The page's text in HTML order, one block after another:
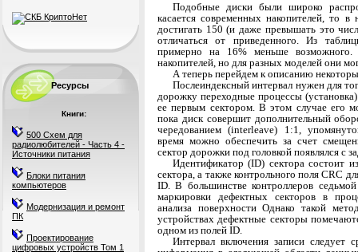
Ресурсы
Книги:
500 Схем для
радиолюбителей - Часть 4 -
Источники питания
Блоки питания
компьютеров
Модернизация и ремонт
ПК
Проектирование
цифровых устройств Том 1
Подобные диски были широко
касается современных накопителей, то
достигать 150 (и даже превышать это
отличаться от приве­денного. Из
примерно на 16% меньше воз­можного.
накопителей, но для разных моделей они
А теперь перейдем к описанию
Послеиндексный интервал нужен для
до­рожку переходные процессы
ее пер­вым сектором. В этом случае его
пока диск со­вершит дополнительный
чередованием (interleave) 1:1,
время можно обеспе­чить за счет
сектор дорожки под головкой появлялся с
Идентификатор (ID) сектора состоит
секто­ра, а также контрольного поля CRC
ID. В большинстве контроллеров
маркировки дефектных секторов в
анализа поверхности Однако такой
устройствах дефектные секторы
одном из полей ID.
Интервал включения записи следует